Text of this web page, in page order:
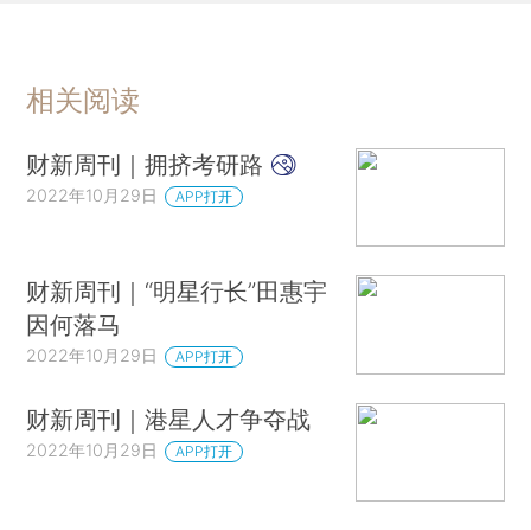
相关阅读
财新周刊｜拥挤考研路
2022年10月29日 APP打开
财新周刊｜“明星行长”田惠宇
因何落马
2022年10月29日 APP打开
财新周刊｜港星人才争夺战
2022年10月29日 APP打开